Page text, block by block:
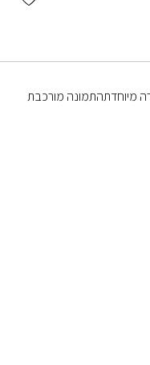
מיוחדתהתמונה מורכבת